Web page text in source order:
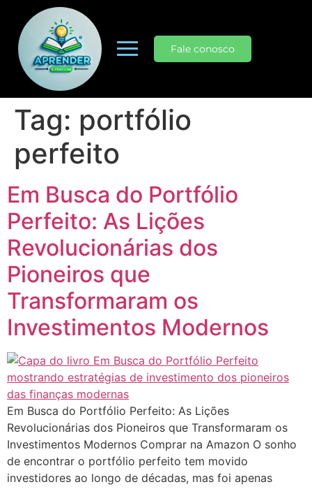
Fale conosco
Tag: portfólio
perfeito
Em Busca do Portfólio
Perfeito: As Lições
Revolucionárias dos
Pioneiros que
Transformaram os
Investimentos Modernos
Em Busca do Portfólio Perfeito: As Lições
Revolucionárias dos Pioneiros que Transformaram os
Investimentos Modernos Comprar na Amazon O sonho
de encontrar o portfólio perfeito tem movido
investidores ao longo de décadas, mas foi apenas